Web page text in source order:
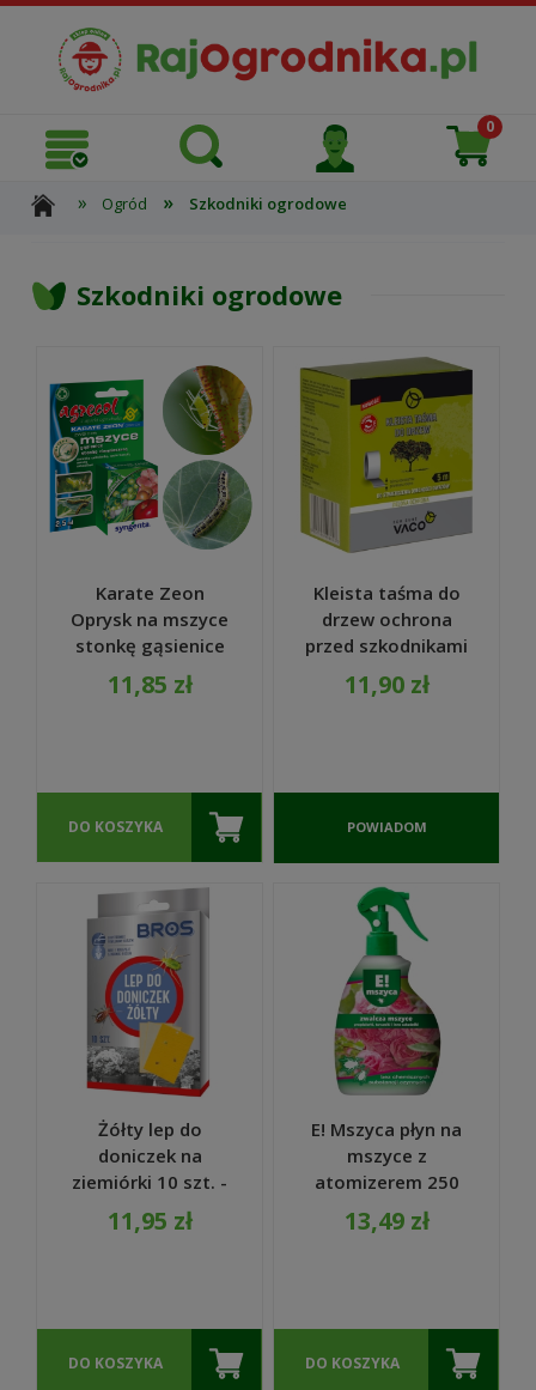
» Ogród » Szkodniki ogrodowe
Szkodniki ogrodowe
Karate Zeon
Oprysk na mszyce
stonkę gąsienice
050 CS 5ml -
Agrecol
11,85 zł
DO KOSZYKA
Kleista taśma do
drzew ochrona
przed szkodnikami
5m - VACO
11,90 zł
POWIADOM
DOSTĘPNOŚCI
Żółty lep do
doniczek na
ziemiórki 10 szt. -
Bros
11,95 zł
DO KOSZYKA
E! Mszyca płyn na
mszyce z
atomizerem 250
ml - Bros
13,49 zł
DO KOSZYKA